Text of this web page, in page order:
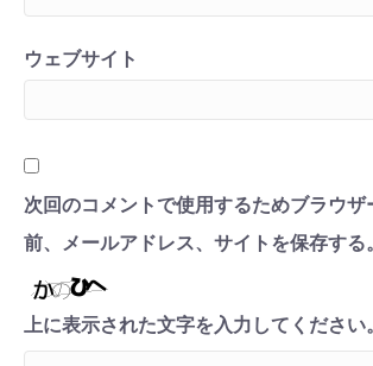
ウェブサイト
次回のコメントで使用するためブラウザ
前、メールアドレス、サイトを保存する
上に表示された文字を入力してください